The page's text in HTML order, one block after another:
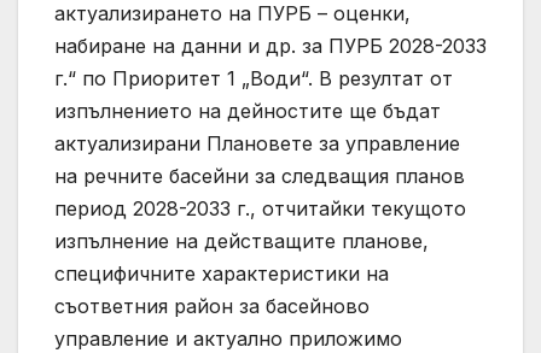
актуализирането на ПУРБ – оценки,
набиране на данни и др. за ПУРБ 2028-2033
г.“ по Приоритет 1 „Води“. В резултат от
изпълнението на дейностите ще бъдат
актуализирани Плановете за управление
на речните басейни за следващия планов
период 2028-2033 г., отчитайки текущото
изпълнение на действащите планове,
специфичните характеристики на
съответния район за басейново
управление и актуално приложимо